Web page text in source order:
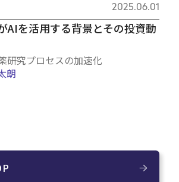
AIを活用する背景とその投資動
研究プロセスの加速化
2025.06.01
朗